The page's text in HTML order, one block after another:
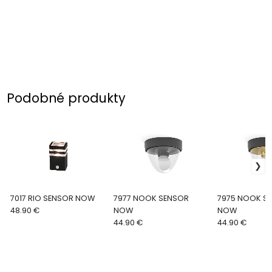
Podobné produkty
7017 RIO SENSOR NOW
48.90 €
7977 NOOK SENSOR
NOW
44.90 €
7975 NOOK
NOW
44.90 €